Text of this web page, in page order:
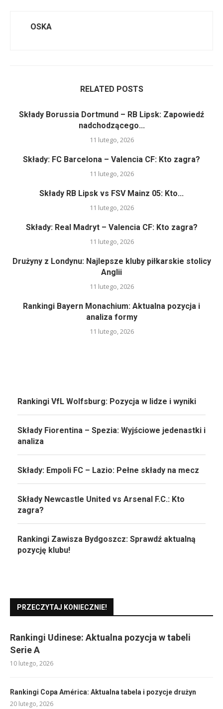
OSKA
RELATED POSTS
Składy Borussia Dortmund – RB Lipsk: Zapowiedź
nadchodzącego...
11 lutego, 2026
Składy: FC Barcelona – Valencia CF: Kto zagra?
11 lutego, 2026
Składy RB Lipsk vs FSV Mainz 05: Kto...
11 lutego, 2026
Składy: Real Madryt – Valencia CF: Kto zagra?
11 lutego, 2026
Drużyny z Londynu: Najlepsze kluby piłkarskie stolicy
Anglii
11 lutego, 2026
Rankingi Bayern Monachium: Aktualna pozycja i
analiza formy
11 lutego, 2026
Rankingi VfL Wolfsburg: Pozycja w lidze i wyniki
Składy Fiorentina – Spezia: Wyjściowe jedenastki i
analiza
Składy: Empoli FC – Lazio: Pełne składy na mecz
Składy Newcastle United vs Arsenal F.C.: Kto
zagra?
Rankingi Zawisza Bydgoszcz: Sprawdź aktualną
pozycję klubu!
PRZECZYTAJ KONIECZNIE!
Rankingi Udinese: Aktualna pozycja w tabeli
Serie A
10 lutego, 2026
Rankingi Copa América: Aktualna tabela i pozycje drużyn
20 lutego, 2026